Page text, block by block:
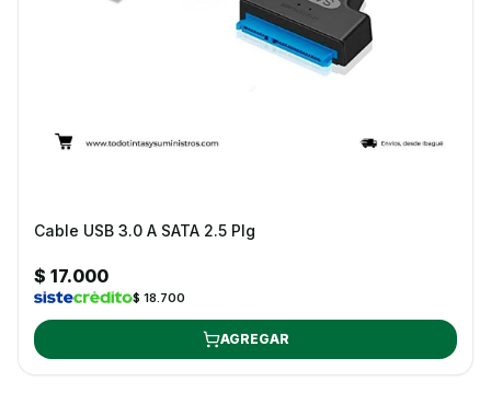
Cable USB 3.0 A SATA 2.5 Plg
$ 17.000
$ 18.700
AGREGAR